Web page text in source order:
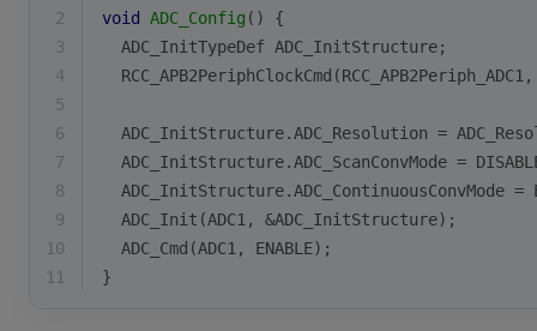
2
void ADC_Config ()
{
3
  ADC_InitTypeDef ADC_InitStructure;
4
5
6
ADC_InitStructure.ADC_Resolution =
7
ADC_InitStructure.ADC_ScanConvMode =
8
ADC_InitStructure.ADC_ContinuousConvMode =
9
  ADC_Init(ADC1, &ADC_InitStructure);
10
  ADC_Cmd(ADC1, ENABLE);
11
}